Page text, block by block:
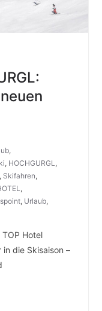
,
, HOCHGURGL ,
Skifahren,
,
, Urlaub,
Hotel
die Skisaison –